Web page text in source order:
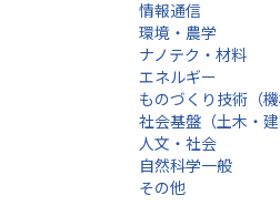
情報通信
環境・農学
ナノテク・材料
エネルギー
ものづくり技術（
社会基盤（土木・建
人文・社会
自然科学一般
その他